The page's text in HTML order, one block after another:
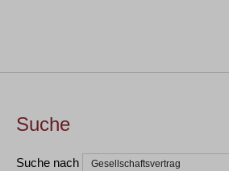
Suche
Suche nach